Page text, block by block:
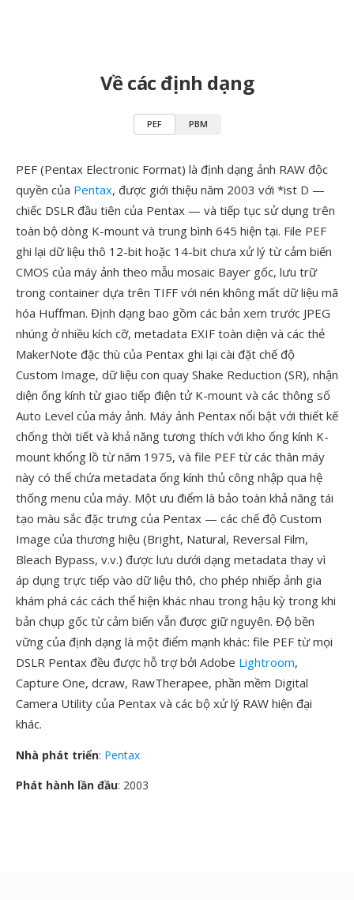
Về các định dạng
PEF PBM
PEF (Pentax Electronic Format) là định dạng ảnh RAW độc
quyền của Pentax, được giới thiệu năm 2003 với *ist D —
chiếc DSLR đầu tiên của Pentax — và tiếp tục sử dụng trên
toàn bộ dòng K-mount và trung bình 645 hiện tại. File PEF
ghi lại dữ liệu thô 12-bit hoặc 14-bit chưa xử lý từ cảm biến
CMOS của máy ảnh theo mẫu mosaic Bayer gốc, lưu trữ
trong container dựa trên TIFF với nén không mất dữ liệu mã
hóa Huffman. Định dạng bao gồm các bản xem trước JPEG
nhúng ở nhiều kích cỡ, metadata EXIF toàn diện và các thẻ
MakerNote đặc thù của Pentax ghi lại cài đặt chế độ
Custom Image, dữ liệu con quay Shake Reduction (SR), nhận
diện ống kính từ giao tiếp điện tử K-mount và các thông số
Auto Level của máy ảnh. Máy ảnh Pentax nổi bật với thiết kế
chống thời tiết và khả năng tương thích với kho ống kính K-
mount khổng lồ từ năm 1975, và file PEF từ các thân máy
này có thể chứa metadata ống kính thủ công nhập qua hệ
thống menu của máy. Một ưu điểm là bảo toàn khả năng tái
tạo màu sắc đặc trưng của Pentax — các chế độ Custom
Image của thương hiệu (Bright, Natural, Reversal Film,
Bleach Bypass, v.v.) được lưu dưới dạng metadata thay vì
áp dụng trực tiếp vào dữ liệu thô, cho phép nhiếp ảnh gia
khám phá các cách thể hiện khác nhau trong hậu kỳ trong khi
bản chụp gốc từ cảm biến vẫn được giữ nguyên. Độ bền
vững của định dạng là một điểm mạnh khác: file PEF từ mọi
DSLR Pentax đều được hỗ trợ bởi Adobe Lightroom,
Capture One, dcraw, RawTherapee, phần mềm Digital
Camera Utility của Pentax và các bộ xử lý RAW hiện đại
khác.
Nhà phát triển: Pentax
Phát hành lần đầu: 2003